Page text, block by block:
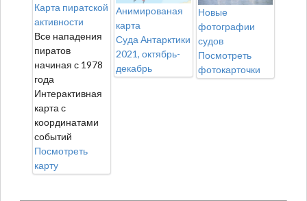
Карта пиратской
активности
Все нападения
пиратов
начиная с 1978
года
Интерактивная
карта с
координатами
событий
Посмотреть
карту
Анимированая
карта
Суда Антарктики
2021, октябрь-
декабрь
Новые
фотографии
судов
Посмотреть
фотокарточки